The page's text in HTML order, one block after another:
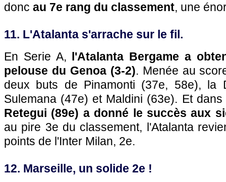
donc au 7e rang du classement, une
11. L'Atalanta s'arrache sur le fil.
En Serie A, l'Atalanta Bergame a
pelouse du Genoa (3-2). Menée au
deux buts de Pinamonti (37e, 58e), la
Sulemana (47e) et Maldini (63e). Et
Retegui (89e) a donné le succès aux
au pire 3e du classement, l'Atalanta
points de l'Inter Milan, 2e.
12. Marseille, un solide 2e !